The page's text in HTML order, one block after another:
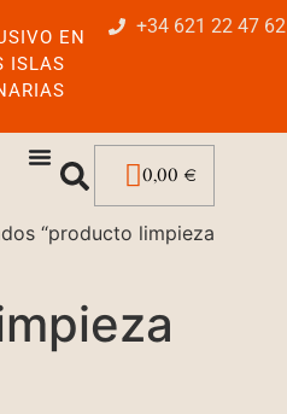
EN
ISLAS
+34 621 22 47 62
0,00 €
“producto limpieza